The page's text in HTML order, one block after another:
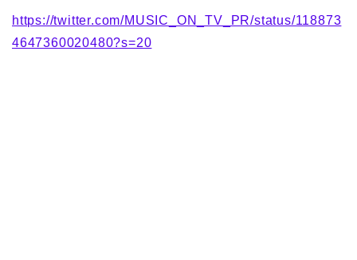
https://twitter.com/MUSIC_ON_TV_PR/status/118873
4647360020480?s=20